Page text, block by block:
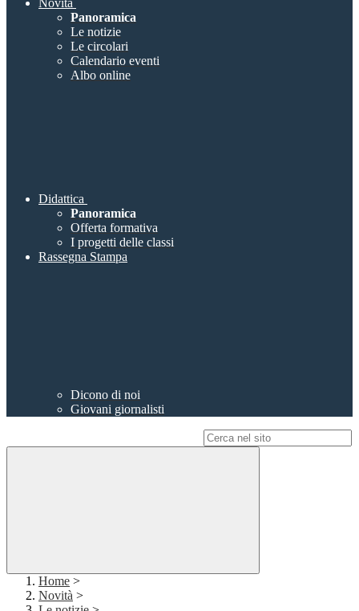
Novità
Panoramica
Le notizie
Le circolari
Calendario eventi
Albo online
Didattica
Panoramica
Offerta formativa
I progetti delle classi
Rassegna Stampa
Dicono di noi
Giovani giornalisti
Home >
Novità >